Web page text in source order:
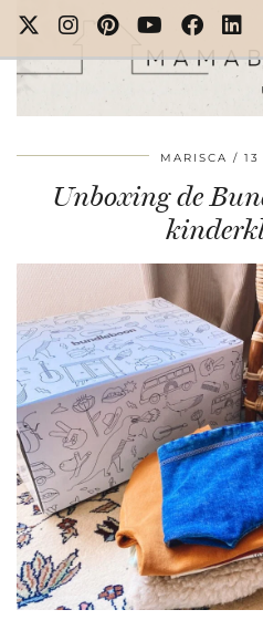
MARISCA
Unboxing de